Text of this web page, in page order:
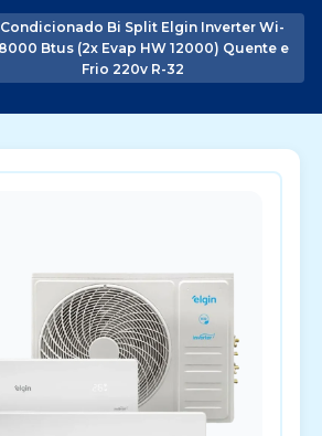
Bi Split Elgin Inverter Wi-
Btus (2x Evap HW 12000) Quente e
Frio 220v R-32